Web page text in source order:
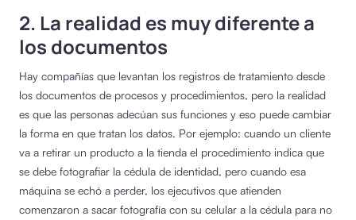
2. La realidad es muy diferente a
los documentos
Hay compañías que levantan los registros de tratamiento desde
los documentos de procesos y procedimientos, pero la realidad
es que las personas adecúan sus funciones y eso puede cambiar
la forma en que tratan los datos. Por ejemplo: cuando un cliente
va a retirar un producto a la tienda el procedimiento indica que
se debe fotografiar la cédula de identidad, pero cuando esa
máquina se echó a perder, los ejecutivos que atienden
comenzaron a sacar fotografía con su celular a la cédula para no